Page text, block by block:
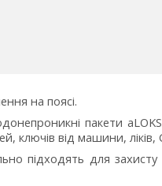
на поясі.
пакети
ключів від машини, ліків,
підходять для